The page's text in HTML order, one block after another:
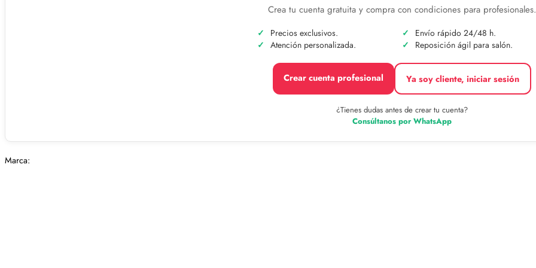
Crea tu cuenta gratuita y compra con condiciones para profesionales.
Precios exclusivos.
Envío rápido 24/48 h.
Atención personalizada.
Reposición ágil para salón.
Crear cuenta profesional Ya soy cliente, iniciar sesión
¿Tienes dudas antes de crear tu cuenta?
Consúltanos por WhatsApp
Marca: